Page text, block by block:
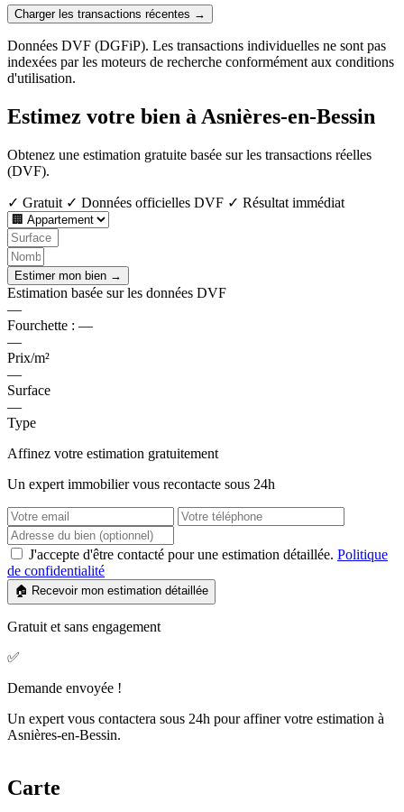
Charger les transactions récentes →
Données DVF (DGFiP). Les transactions individuelles ne sont pas
indexées par les moteurs de recherche conformément aux conditions
d'utilisation.
Estimez votre bien à Asnières-en-Bessin
Obtenez une estimation gratuite basée sur les transactions réelles
(DVF).
✓ Gratuit ✓ Données officielles DVF ✓ Résultat immédiat
Estimer mon bien →
Estimation basée sur les données DVF
—
Fourchette : —
—
Prix/m²
—
Surface
—
Type
Affinez votre estimation gratuitement
Un expert immobilier vous recontacte sous 24h
J'accepte d'être contacté pour une estimation détaillée. Politique
de confidentialité
🏠 Recevoir mon estimation détaillée
Gratuit et sans engagement
✅
Demande envoyée !
Un expert vous contactera sous 24h pour affiner votre estimation à
Asnières-en-Bessin.
Carte